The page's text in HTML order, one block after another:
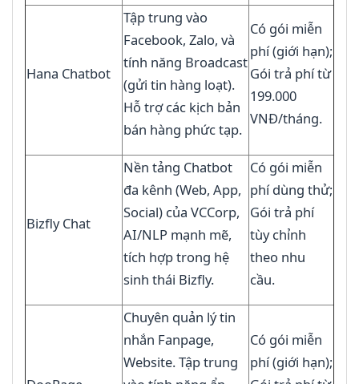
Hana Chatbot
Tập trung vào
Facebook, Zalo, và
tính năng Broadcast
(gửi tin hàng loạt).
Hỗ trợ các kịch bản
bán hàng phức tạp.
Có gói miễn
phí (giới hạn);
Gói trả phí từ
199.000
VNĐ/tháng.
Bizfly Chat
Nền tảng Chatbot
đa kênh (Web, App,
Social) của VCCorp,
AI/NLP mạnh mẽ,
tích hợp trong hệ
sinh thái Bizfly.
Có gói miễn
phí dùng thử;
Gói trả phí
tùy chỉnh
theo nhu
cầu.
Chuyên quản lý tin
nhắn Fanpage,
Website. Tập trung
Có gói miễn
phí (giới hạn);